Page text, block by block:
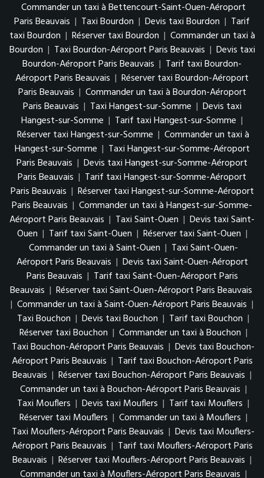
Commander un taxi à Bettencourt-Saint-Ouen-Aéroport
Paris Beauvais | Taxi Bourdon | Devis taxi Bourdon | Tarif
taxi Bourdon | Réserver taxi Bourdon | Commander un taxi à
Bourdon | Taxi Bourdon-Aéroport Paris Beauvais | Devis taxi
Bourdon-Aéroport Paris Beauvais | Tarif taxi Bourdon-
Aéroport Paris Beauvais | Réserver taxi Bourdon-Aéroport
Paris Beauvais | Commander un taxi à Bourdon-Aéroport
Paris Beauvais | Taxi Hangest-sur-Somme | Devis taxi
Hangest-sur-Somme | Tarif taxi Hangest-sur-Somme |
Réserver taxi Hangest-sur-Somme | Commander un taxi à
Hangest-sur-Somme | Taxi Hangest-sur-Somme-Aéroport
Paris Beauvais | Devis taxi Hangest-sur-Somme-Aéroport
Paris Beauvais | Tarif taxi Hangest-sur-Somme-Aéroport
Paris Beauvais | Réserver taxi Hangest-sur-Somme-Aéroport
Paris Beauvais | Commander un taxi à Hangest-sur-Somme-
Aéroport Paris Beauvais | Taxi Saint-Ouen | Devis taxi Saint-
Ouen | Tarif taxi Saint-Ouen | Réserver taxi Saint-Ouen |
Commander un taxi à Saint-Ouen | Taxi Saint-Ouen-
Aéroport Paris Beauvais | Devis taxi Saint-Ouen-Aéroport
Paris Beauvais | Tarif taxi Saint-Ouen-Aéroport Paris
Beauvais | Réserver taxi Saint-Ouen-Aéroport Paris Beauvais
| Commander un taxi à Saint-Ouen-Aéroport Paris Beauvais |
Taxi Bouchon | Devis taxi Bouchon | Tarif taxi Bouchon |
Réserver taxi Bouchon | Commander un taxi à Bouchon |
Taxi Bouchon-Aéroport Paris Beauvais | Devis taxi Bouchon-
Aéroport Paris Beauvais | Tarif taxi Bouchon-Aéroport Paris
Beauvais | Réserver taxi Bouchon-Aéroport Paris Beauvais |
Commander un taxi à Bouchon-Aéroport Paris Beauvais |
Taxi Mouflers | Devis taxi Mouflers | Tarif taxi Mouflers |
Réserver taxi Mouflers | Commander un taxi à Mouflers |
Taxi Mouflers-Aéroport Paris Beauvais | Devis taxi Mouflers-
Aéroport Paris Beauvais | Tarif taxi Mouflers-Aéroport Paris
Beauvais | Réserver taxi Mouflers-Aéroport Paris Beauvais |
Commander un taxi à Mouflers-Aéroport Paris Beauvais |